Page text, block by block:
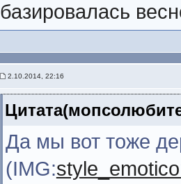
базировалась
2.10.2014, 22:16
Да мы вот тоже
(IMG: